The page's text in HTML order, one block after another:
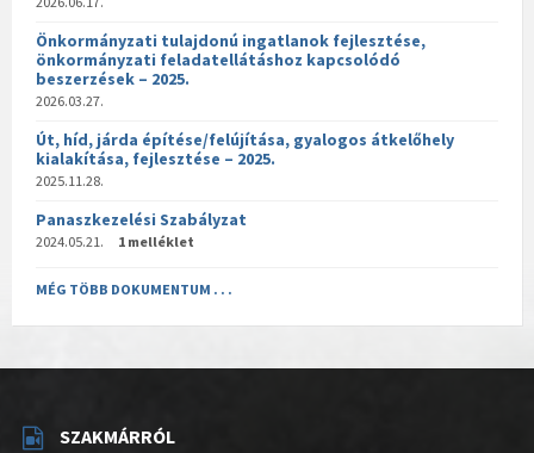
Önkormányzati tulajdonú ingatlanok fejlesztése,
önkormányzati feladatellátáshoz kapcsolódó
beszerzések – 2025.
2026.03.27.
Út, híd, járda építése/felújítása, gyalogos átkelőhely
kialakítása, fejlesztése – 2025.
2025.11.28.
Panaszkezelési Szabályzat
2024.05.21. 1 melléklet
MÉG TÖBB DOKUMENTUM . . .
SZAKMÁRRÓL